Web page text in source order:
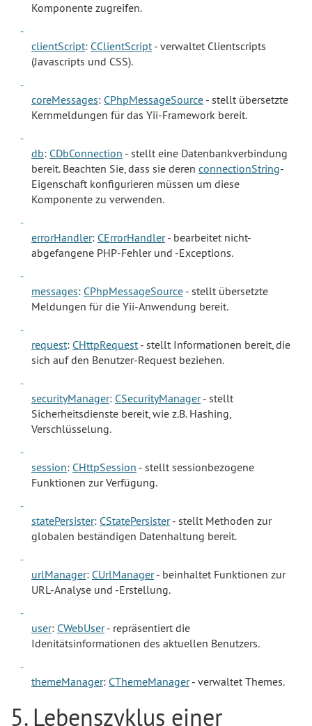
Komponente zugreifen.
clientScript: CClientScript - verwaltet Clientscripts
(Javascripts und CSS).
coreMessages: CPhpMessageSource - stellt übersetzte
Kernmeldungen für das Yii-Framework bereit.
db: CDbConnection - stellt eine Datenbankverbindung
bereit. Beachten Sie, dass sie deren connectionString-
Eigenschaft konfigurieren müssen um diese
Komponente zu verwenden.
errorHandler: CErrorHandler- bearbeitet nicht-
abgefangene PHP-Fehler und -Exceptions.
messages: CPhpMessageSource - stellt übersetzte
Meldungen für die Yii-Anwendung bereit.
request: CHttpRequest - stellt Informationen bereit, die
sich auf den Benutzer-Request beziehen.
securityManager: CSecurityManager- stellt
Sicherheitsdienste bereit, wie z.B. Hashing,
Verschlüsselung.
session: CHttpSession - stellt sessionbezogene
Funktionen zur Verfügung.
statePersister: CStatePersister- stellt Methoden zur
globalen beständigen Datenhaltung bereit.
urlManager: CUrlManager- beinhaltet Funktionen zur
URL-Analyse und -Erstellung.
user: CWebUser- repräsentiert die
Idenitätsinformationen des aktuellen Benutzers.
themeManager: CThemeManager- verwaltet Themes.
5. Lebenszyklus einer